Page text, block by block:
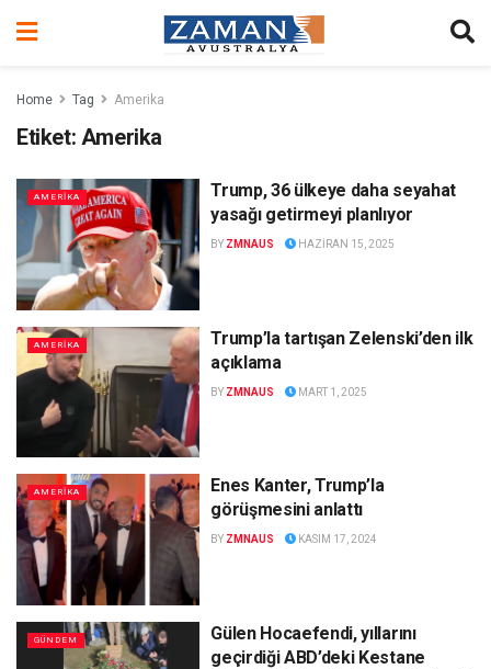
Home Tag Amerika
Etiket: Amerika
AMERİKA
Trump, 36 ülkeye daha seyahat
yasağı getirmeyi planlıyor
BY ZMNAUS HAZIRAN 15, 2025
AMERİKA
Trump’la tartışan Zelenski’den ilk
açıklama
BY ZMNAUS MART 1, 2025
AMERİKA
Enes Kanter, Trump’la
görüşmesini anlattı
BY ZMNAUS KASIM 17, 2024
GÜNDEM
Gülen Hocaefendi, yıllarını
geçirdiği ABD’deki Kestane